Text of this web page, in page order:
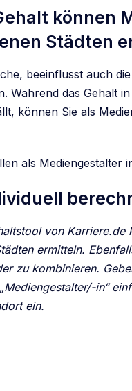
können
Städten
beeinflusst auch
Während das Gehalt
können Sie als
als Mediengestalter
von Karriere.de
ermitteln.
zu kombinieren.
in“
ein.